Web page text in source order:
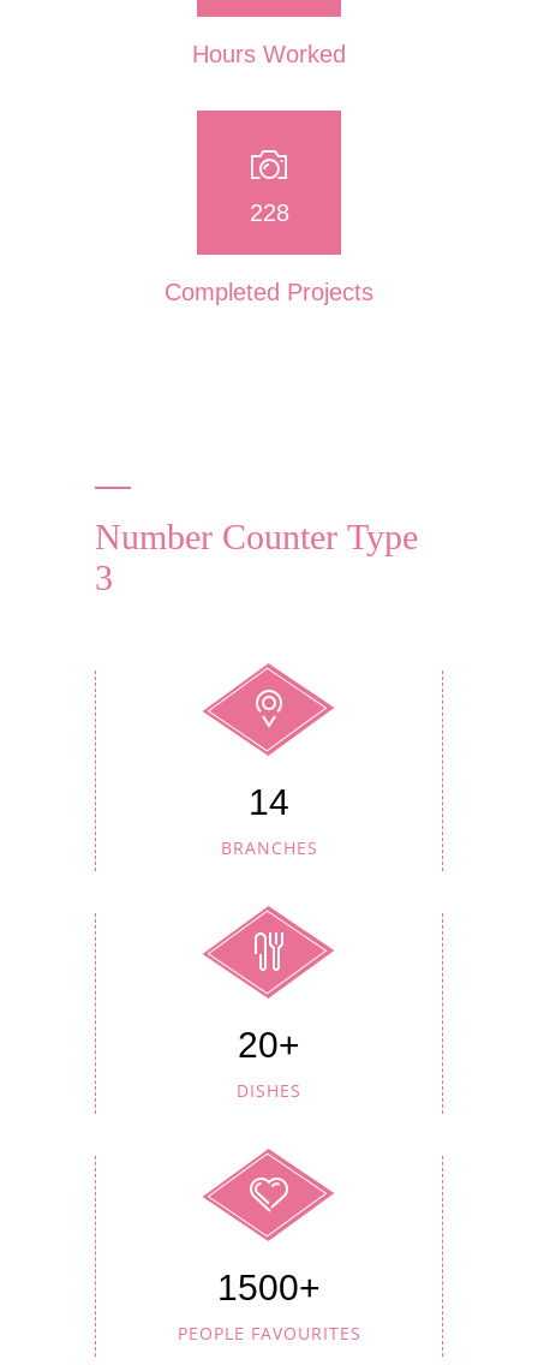
Hours Worked
239
Completed Projects
Number Counter Type
3
14
BRANCHES
20+
DISHES
1500+
PEOPLE FAVOURITES